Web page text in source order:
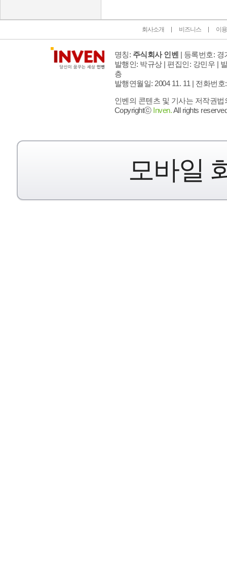
회사소개 비즈니스 이
명칭: 주식회사 인벤 | 등록번호: 경
발행인: 박규상 | 편집인: 강민우 |
층
발행연월일: 2004 11. 11 | 전화번호
인벤의 콘텐츠 및 기사는 저작권
Copyrightⓒ Inven.All rights
모바일